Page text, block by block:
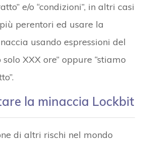
e/o “condizioni”, in altri casi
perentori ed usare la
usando espressioni del
XXX ore” oppure “stiamo
la minaccia Lockbit
di altri rischi nel mondo